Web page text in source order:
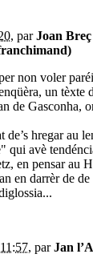
, parJoan
non voler
un tèxte
de Gasconha,
de’s hregar au
qui avè
en pensar au
en darrèr de de
, parJan